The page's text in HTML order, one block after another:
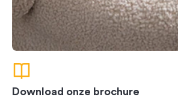
Download onze brochure